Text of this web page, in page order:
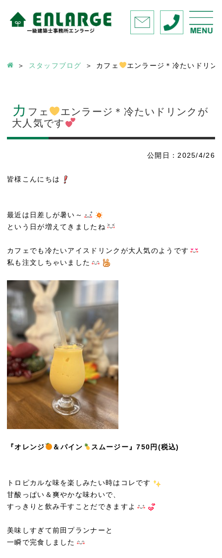
スタッフブログ カフェ エンラージ＊冷たいドリン
カ フェ
エンラージ＊冷たいドリンクが
大人気です
公開日：2025/4/26
皆様こんにちは
最近は日差しが暑い～
という日が増えてきましたね
カフェでも冷たいアイスドリンクが大人気のようです
私も注文しちゃいました
『オレンジ ＆パイン スムージー』750円(税込)
トロピカルな味を楽しみたい時はコレです
甘酸っぱい＆爽やかな味わいで、
すっきりと飲み干すことだできますよ
美味しすぎて前田プランナーと
一瞬で完食しました